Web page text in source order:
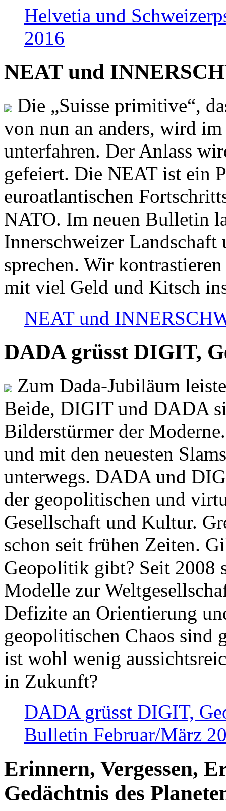
Helvetia und
2016
NEAT und
Die „Suisse primitive“,
von nun an anders, wird
unterfahren. Der Anlass
gefeiert. Die NEAT ist ein
euroatlantischen
NATO. Im neuen Bulletin
Innerschweizer
sprechen. Wir
mit viel Geld und Kitsch
NEAT und
DADA grüsst DIGIT,
Zum Dada-Jubiläum
Beide, DIGIT und DADA
Bilderstürmer der
und mit den neuesten
unterwegs. DADA und
der geopolitischen und
Gesellschaft und Kultur.
schon seit frühen Zeiten.
Geopolitik gibt? Seit 2008
Modelle zur
Defizite an Orientierung
geopolitischen Chaos sind
ist wohl wenig
in Zukunft?
DADA grüsst DIGIT,
Bulletin Februar/März
Erinnern, Vergessen,
Gedächtnis des